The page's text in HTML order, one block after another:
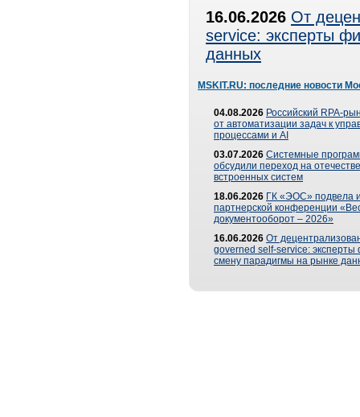
16.06.2026 От
service: эксперты
данных
MSKIT.RU: последние новости
04.08.2026 Российский RPA-
от автоматизации задач к
процессами и AI
03.07.2026 Системные
обсудили переход на
встроенных систем
18.06.2026 ГК «ЭОС» подвела
партнерской конференции
документооборот – 2026»
16.06.2026 От
governed self-service: эксперты
смену парадигмы на рынке